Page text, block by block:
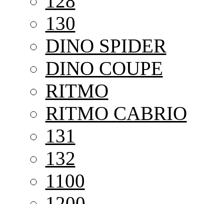
130
DINO SPIDER
DINO COUPE
RITMO
RITMO CABRIO
131
132
1100